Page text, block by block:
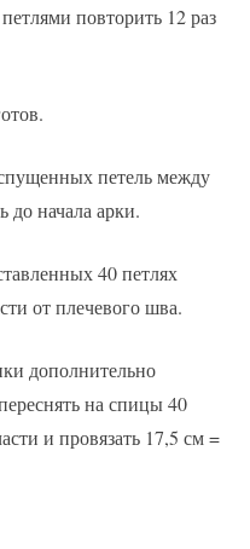
повторить 12 раз
петель между
до начала арки.
40 петлях
от плечевого шва.
дополнительно
на спицы 40
и провязать 17,5 см =